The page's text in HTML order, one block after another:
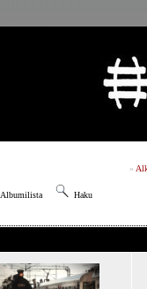
»
Albumilista Haku